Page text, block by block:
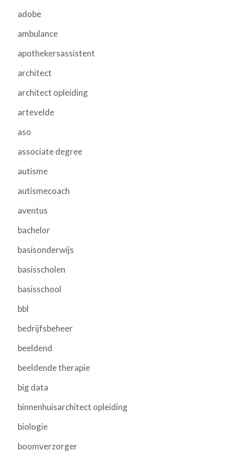
adobe
ambulance
apothekersassistent
architect
architect opleiding
artevelde
aso
associate degree
autisme
autismecoach
aventus
bachelor
basisonderwijs
basisscholen
basisschool
bbl
bedrijfsbeheer
beeldend
beeldende therapie
big data
binnenhuisarchitect opleiding
biologie
boomverzorger